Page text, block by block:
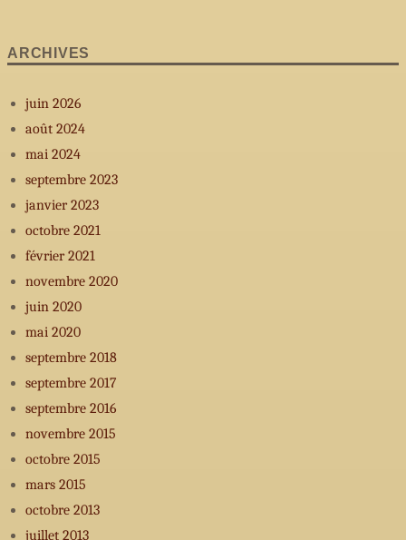
ARCHIVES
juin 2026
août 2024
mai 2024
septembre 2023
janvier 2023
octobre 2021
février 2021
novembre 2020
juin 2020
mai 2020
septembre 2018
septembre 2017
septembre 2016
novembre 2015
octobre 2015
mars 2015
octobre 2013
juillet 2013